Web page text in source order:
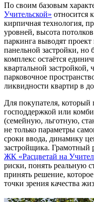
По своим базовым
Учительской» относится
кирпичная технология,
уровней, высота
паркинга выводят
панельной застройки, но
комплекс остаётся
квартальной застройкой,
парковочное
ликвидности квартир в
Для покупателя, который
господдержкой или
(семейную, льготную,
не только параметры
сроки ввода, динамику
застройщика. Грамотный
ЖК «Расцветай на
риски, понять реальную
принять решение,
точки зрения качества